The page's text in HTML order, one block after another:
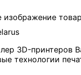
3D-принтеров
технологии